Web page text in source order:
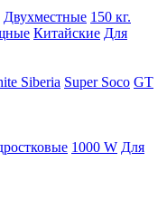
Двухместные 150 кг.
Китайские Для
Siberia Super Soco GT
1000 W Для